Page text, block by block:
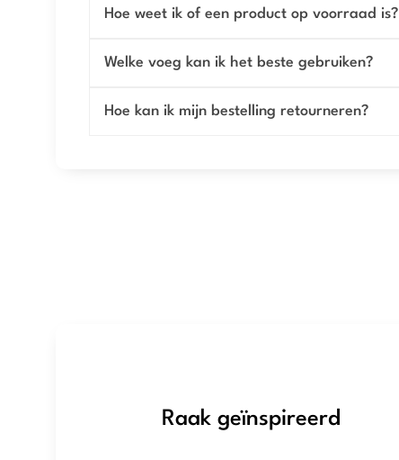
Hoe weet ik of een product op voorraad is?
Welke voeg kan ik het beste gebruiken?
Hoe kan ik mijn bestelling retourneren?
Raak geïnspireerd